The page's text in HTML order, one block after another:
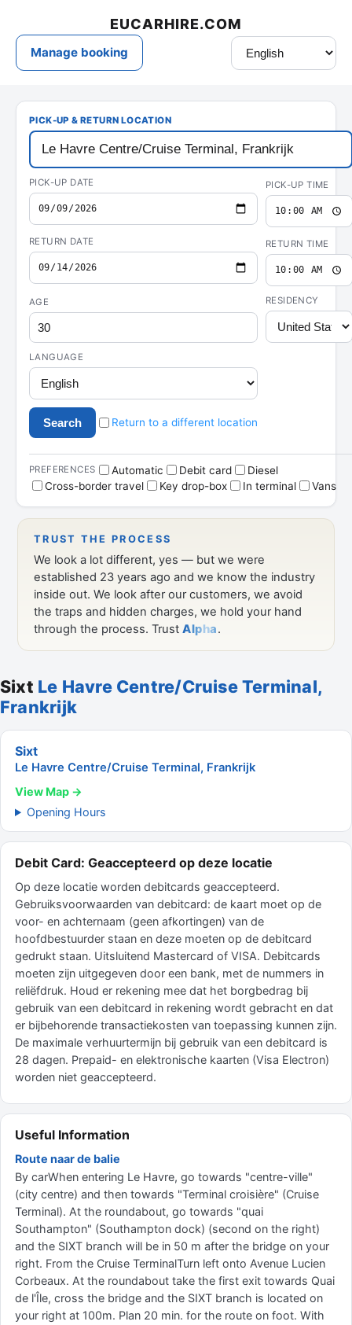
Sixt Le Havre Centre/Cruise Terminal,
Frankrijk
Sixt
Le Havre Centre/Cruise Terminal, Frankrijk
View Map →
Opening Hours
Debit Card: Geaccepteerd op deze locatie
Op deze locatie worden debitcards geaccepteerd.
Gebruiksvoorwaarden van debitcard: de kaart moet op de
voor- en achternaam (geen afkortingen) van de
hoofdbestuurder staan en deze moeten op de debitcard
gedrukt staan. Uitsluitend Mastercard of VISA. Debitcards
moeten zijn uitgegeven door een bank, met de nummers in
reliëfdruk. Houd er rekening mee dat het borgbedrag bij
gebruik van een debitcard in rekening wordt gebracht en dat
er bijbehorende transactiekosten van toepassing kunnen zijn.
De maximale verhuurtermijn bij gebruik van een debitcard is
28 dagen. Prepaid- en elektronische kaarten (Visa Electron)
worden niet geaccepteerd.
Useful Information
Route naar de balie
By carWhen entering Le Havre, go towards "centre-ville"
(city centre) and then towards "Terminal croisière" (Cruise
Terminal). At the roundabout, go towards "quai
Southampton" (Southampton dock) (second on the right)
and the SIXT branch will be in 50 m after the bridge on your
right. From the Cruise TerminalTurn left onto Avenue Lucien
Corbeaux. At the roundabout take the first exit towards Quai
de l'Île, cross the bridge and the SIXT branch is located on
your right at 100m. Plan 20 min. for the route on foot. With